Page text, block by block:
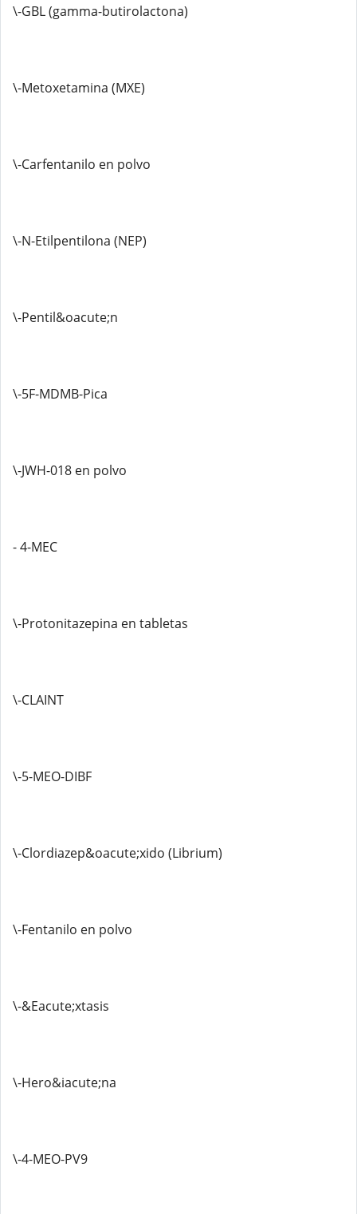
\-GBL (gamma-butirolactona)
\-Metoxetamina (MXE)
\-Carfentanilo en polvo
\-N-Etilpentilona (NEP)
\-Pentil&oacute;n
\-5F-MDMB-Pica
\-JWH-018 en polvo
- 4-MEC
\-Protonitazepina en tabletas
\-CLAINT
\-5-MEO-DIBF
\-Clordiazep&oacute;xido (Librium)
\-Fentanilo en polvo
\-&Eacute;xtasis
\-Hero&iacute;na
\-4-MEO-PV9